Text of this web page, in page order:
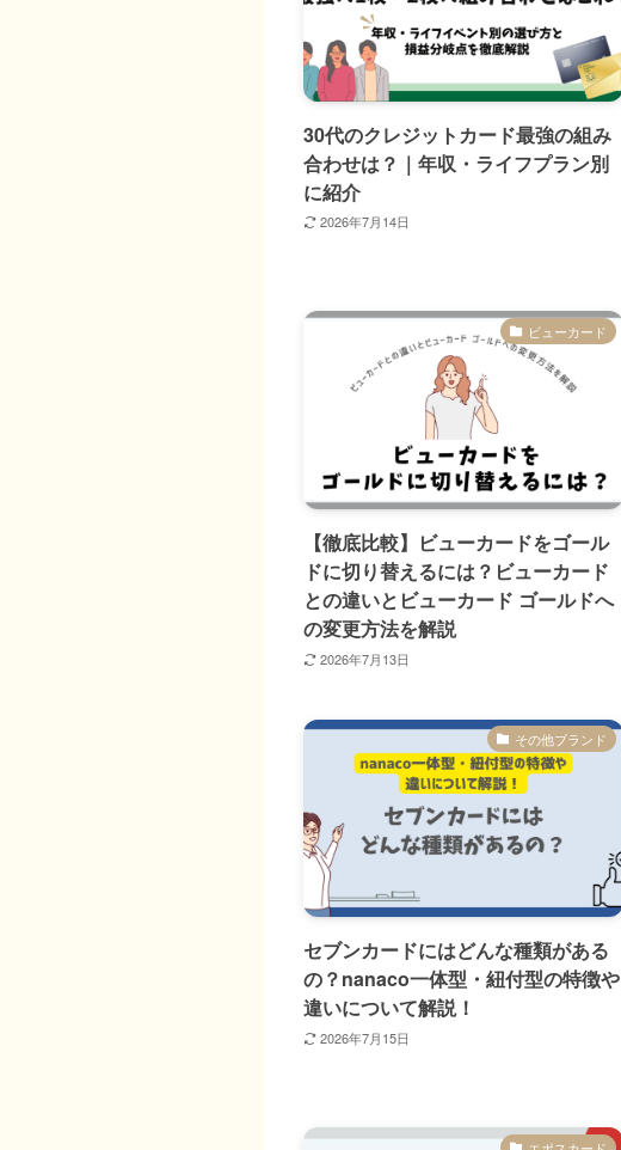
30代のクレジットカード最強の組み
合わせは？｜年収・ライフプラン別
に紹介
2026年7月14日
ビューカード
【徹底比較】ビューカードをゴール
ドに切り替えるには？ビューカード
との違いとビューカード ゴールドへ
の変更方法を解説
2026年7月13日
その他ブランド
セブンカードにはどんな種類がある
の？nanaco一体型・紐付型の特徴や
違いについて解説！
2026年7月15日